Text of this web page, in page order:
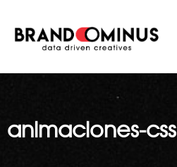
animaciones-css